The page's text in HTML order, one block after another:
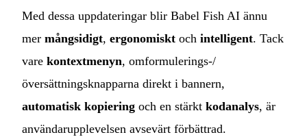
Med dessa uppdateringar blir Babel Fish AI ännu
mer mångsidigt, ergonomiskt och intelligent. Tack
vare kontextmenyn, omformulerings-/
översättningsknapparna direkt i bannern,
automatisk kopiering och en stärkt kodanalys, är
användarupplevelsen avsevärt förbättrad.